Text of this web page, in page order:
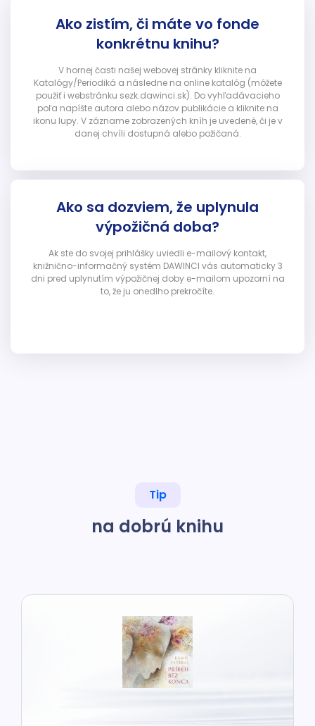
Ako zistím, či máte vo fonde
konkrétnu knihu?
V hornej časti našej webovej stránky kliknite na
Katalógy/Periodiká a následne na online katalóg (môžete
použiť i webstránku sezk.dawinci.sk). Do vyhľadávacieho
poľa napíšte autora alebo názov publikácie a kliknite na
ikonu lupy. V zázname zobrazených kníh je uvedené, či je v
danej chvíli dostupná alebo požičaná.
Ako sa dozviem, že uplynula
výpožičná doba?
Ak ste do svojej prihlášky uviedli e-mailový kontakt,
knižnično-informačný systém DAWINCI vás automaticky 3
dni pred uplynutím výpožičnej doby e-mailom upozorní na
to, že ju onedlho prekročíte.
Tip
na dobrú knihu